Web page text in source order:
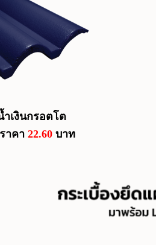
ำเงินกรอตโต
คา 22.60 บาท